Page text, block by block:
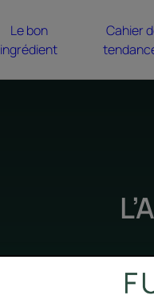
Le bon
ingrédient
Cahier